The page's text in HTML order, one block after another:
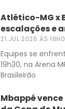
Atlético-MG x
escalações e
21.JUL.2026 ÀS
Equipes se
19h30, na Arena
Brasileirão
Mbappé